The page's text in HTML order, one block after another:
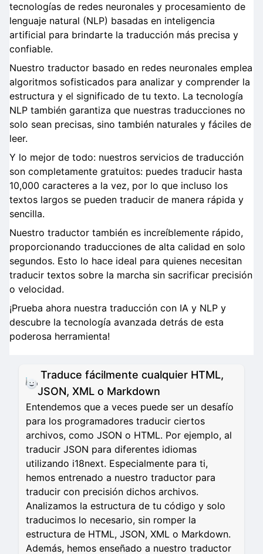
tecnologías de redes neuronales y procesamiento de
lenguaje natural (NLP) basadas en inteligencia
artificial para brindarte la traducción más precisa y
confiable.
Nuestro traductor basado en redes neuronales emplea
algoritmos sofisticados para analizar y comprender la
estructura y el significado de tu texto. La tecnología
NLP también garantiza que nuestras traducciones no
solo sean precisas, sino también naturales y fáciles de
leer.
Y lo mejor de todo: nuestros servicios de traducción
son completamente gratuitos: puedes traducir hasta
10,000 caracteres a la vez, por lo que incluso los
textos largos se pueden traducir de manera rápida y
sencilla.
Nuestro traductor también es increíblemente rápido,
proporcionando traducciones de alta calidad en solo
segundos. Esto lo hace ideal para quienes necesitan
traducir textos sobre la marcha sin sacrificar precisión
o velocidad.
¡Prueba ahora nuestra traducción con IA y NLP y
descubre la tecnología avanzada detrás de esta
poderosa herramienta!
Traduce fácilmente cualquier HTML,
JSON, XML o Markdown
Entendemos que a veces puede ser un desafío
para los programadores traducir ciertos
archivos, como JSON o HTML. Por ejemplo, al
traducir JSON para diferentes idiomas
utilizando i18next. Especialmente para ti,
hemos entrenado a nuestro traductor para
traducir con precisión dichos archivos.
Analizamos la estructura de tu código y solo
traducimos lo necesario, sin romper la
estructura de HTML, JSON, XML o Markdown.
Además, hemos enseñado a nuestro traductor